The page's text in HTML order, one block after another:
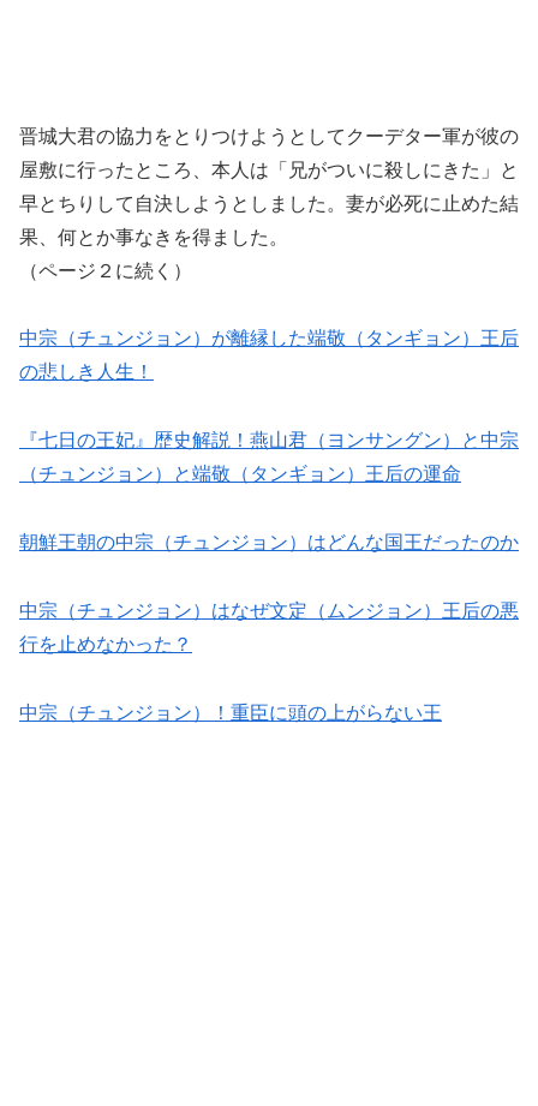
晋城大君の協力をとりつけようとしてクーデター軍が彼の
屋敷に行ったところ、本人は「兄がついに殺しにきた」と
早とちりして自決しようとしました。妻が必死に止めた結
果、何とか事なきを得ました。
（ページ２に続く）
中宗（チュンジョン）が離縁した端敬（タンギョン）王后
の悲しき人生！
『七日の王妃』歴史解説！燕山君（ヨンサングン）と中宗
（チュンジョン）と端敬（タンギョン）王后の運命
朝鮮王朝の中宗（チュンジョン）はどんな国王だったのか
中宗（チュンジョン）はなぜ文定（ムンジョン）王后の悪
行を止めなかった？
中宗（チュンジョン）！重臣に頭の上がらない王